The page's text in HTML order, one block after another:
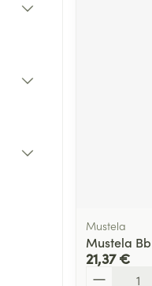
Mustela
Mustela
21,37 €